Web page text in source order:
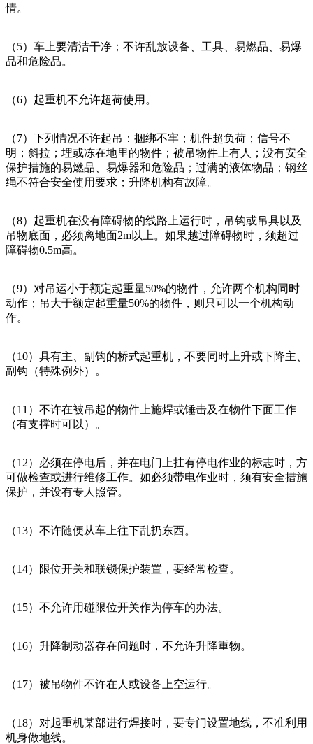
情。
（5）车上要清洁干净；不许乱放设备、工具、易燃品、易爆
品和危险品。
（6）起重机不允许超荷使用。
（7）下列情况不许起吊：捆绑不牢；机件超负荷；信号不
明；斜拉；埋或冻在地里的物件；被吊物件上有人；没有安全
保护措施的易燃品、易爆器和危险品；过满的液体物品；钢丝
绳不符合安全使用要求；升降机构有故障。
（8）起重机在没有障碍物的线路上运行时，吊钩或吊具以及
吊物底面，必须离地面2m以上。如果越过障碍物时，须超过
障碍物0.5m高。
（9）对吊运小于额定起重量50%的物件，允许两个机构同时
动作；吊大于额定起重量50%的物件，则只可以一个机构动
作。
（10）具有主、副钩的桥式起重机，不要同时上升或下降主、
副钩（特殊例外）。
（11）不许在被吊起的物件上施焊或锤击及在物件下面工作
（有支撑时可以）。
（12）必须在停电后，并在电门上挂有停电作业的标志时，方
可做检查或进行维修工作。如必须带电作业时，须有安全措施
保护，并设有专人照管。
（13）不许随便从车上往下乱扔东西。
（14）限位开关和联锁保护装置，要经常检查。
（15）不允许用碰限位开关作为停车的办法。
（16）升降制动器存在问题时，不允许升降重物。
（17）被吊物件不许在人或设备上空运行。
（18）对起重机某部进行焊接时，要专门设置地线，不准利用
机身做地线。